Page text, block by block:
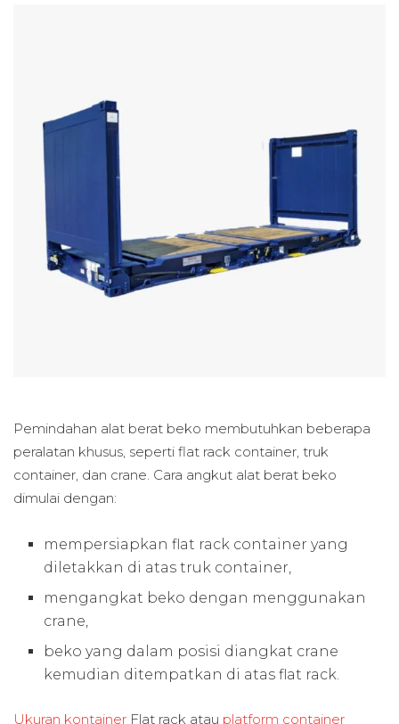
Pemindahan alat berat beko membutuhkan beberapa
peralatan khusus, seperti flat rack container, truk
container, dan crane. Cara angkut alat berat beko
dimulai dengan:
mempersiapkan flat rack container yang
diletakkan di atas truk container,
mengangkat beko dengan menggunakan
crane,
beko yang dalam posisi diangkat crane
kemudian ditempatkan di atas flat rack.
Ukuran kontainer Flat rack atau platform container